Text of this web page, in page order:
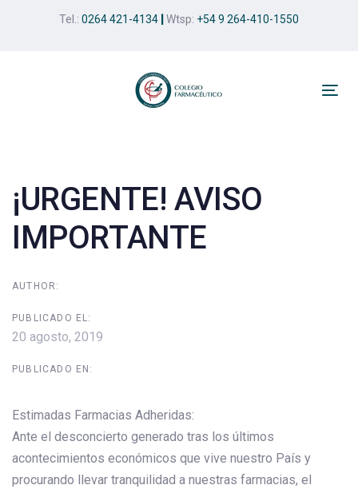
Tel.: 0264 421-4134 Wtsp: +54 9 264-410-1550
¡URGENTE! AVISO
IMPORTANTE
AUTHOR:
PUBLICADO EL:
20 agosto, 2019
PUBLICADO EN:
Estimadas Farmacias Adheridas:
Ante el desconcierto generado tras los últimos
acontecimientos económicos que vive nuestro País y
procurando llevar tranquilidad a nuestras farmacias, el
navigation